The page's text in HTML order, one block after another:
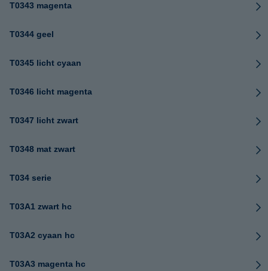
T0343 magenta
T0344 geel
T0345 licht cyaan
T0346 licht magenta
T0347 licht zwart
T0348 mat zwart
T034 serie
T03A1 zwart hc
T03A2 cyaan hc
T03A3 magenta hc